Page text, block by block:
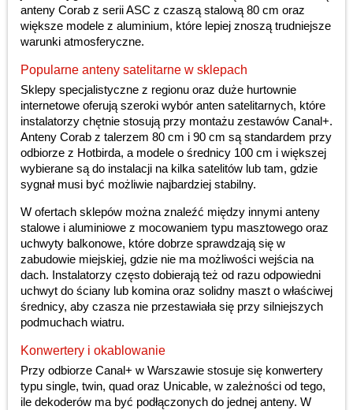
anteny Corab z serii ASC z czaszą stalową 80 cm oraz
większe modele z aluminium, które lepiej znoszą trudniejsze
warunki atmosferyczne.
Popularne anteny satelitarne w sklepach
Sklepy specjalistyczne z regionu oraz duże hurtownie
internetowe oferują szeroki wybór anten satelitarnych, które
instalatorzy chętnie stosują przy montażu zestawów Canal+.
Anteny Corab z talerzem 80 cm i 90 cm są standardem przy
odbiorze z Hotbirda, a modele o średnicy 100 cm i większej
wybierane są do instalacji na kilka satelitów lub tam, gdzie
sygnał musi być możliwie najbardziej stabilny.
W ofertach sklepów można znaleźć między innymi anteny
stalowe i aluminiowe z mocowaniem typu masztowego oraz
uchwyty balkonowe, które dobrze sprawdzają się w
zabudowie miejskiej, gdzie nie ma możliwości wejścia na
dach. Instalatorzy często dobierają też od razu odpowiedni
uchwyt do ściany lub komina oraz solidny maszt o właściwej
średnicy, aby czasza nie przestawiała się przy silniejszych
podmuchach wiatru.
Konwertery i okablowanie
Przy odbiorze Canal+ w Warszawie stosuje się konwertery
typu single, twin, quad oraz Unicable, w zależności od tego,
ile dekoderów ma być podłączonych do jednej anteny. W